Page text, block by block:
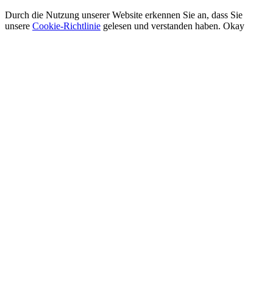
Durch die Nutzung unserer Website erkennen Sie an, dass Sie
unsere Cookie-Richtlinie gelesen und verstanden haben. Okay